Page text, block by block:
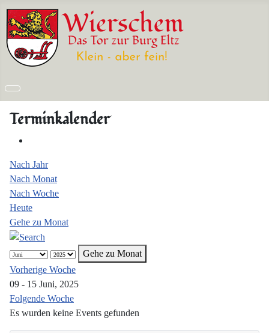
Terminkalender
Nach Jahr
Nach Monat
Nach Woche
Heute
Gehe zu Monat
Gehe zu Monat
Vorherige Woche
09 - 15 Juni, 2025
Folgende Woche
Es wurden keine Events gefunden